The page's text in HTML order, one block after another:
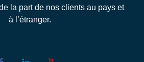
la part de nos clients au pays et
à l’étranger.